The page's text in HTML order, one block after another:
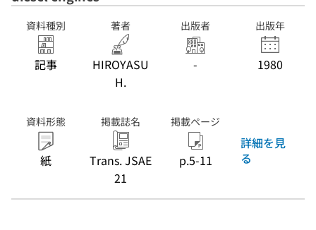
資料種別
記事
著者
HIROYASU
H.
出版者
-
出版年
1980
資料形態
紙
掲載誌名
Trans. JSAE
21
掲載ページ
p.5-11
詳細を見
る